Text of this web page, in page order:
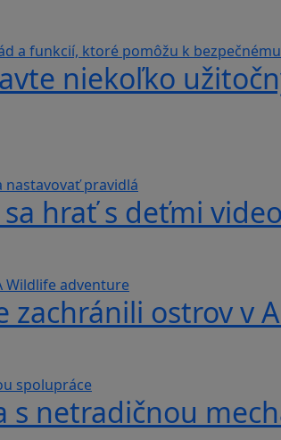
niekoľko
hrať s deťmi
ostrov v
s netradičnou